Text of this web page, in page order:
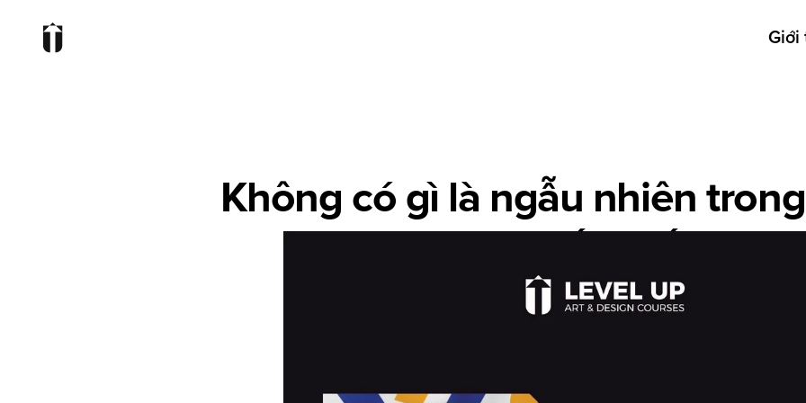
Giới
Không có gì là ngẫu nhiên
kế tử tế
Idea